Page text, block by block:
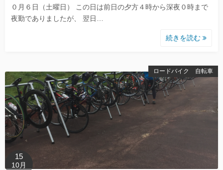
０月６日（土曜日） この日は前日の夕方４時から深夜０時まで
夜勤でありましたが、 翌日…
続きを読む
ロードバイク 自転車
15
10月